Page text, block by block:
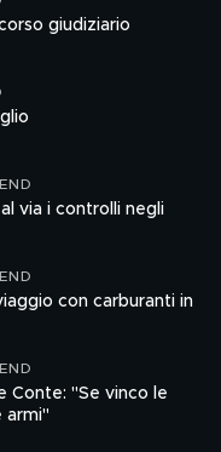
giudiziario
via i controlli negli
con carburanti in
Conte: "Se vinco le
armi"